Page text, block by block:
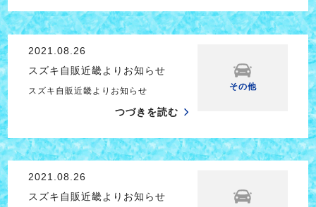
2021.08.26
スズキ自販近畿よりお知らせ
スズキ自販近畿よりお知らせ
つづきを読む
その他
2021.08.26
スズキ自販近畿よりお知らせ